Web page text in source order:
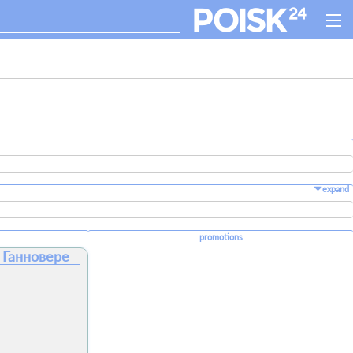
expand
promotions